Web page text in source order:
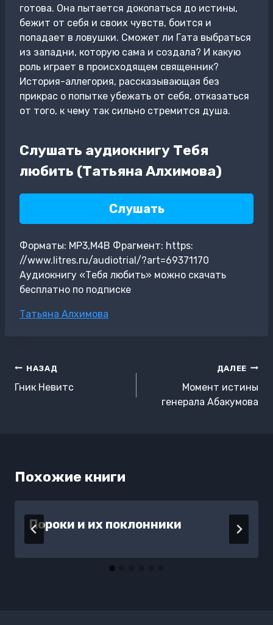
готова. Она пытается докопаться до истины,
бежит от себя и своих чувств, боится и
попадает в ловушки. Сможет ли Гата выбраться
из западни, которую сама и создала? И какую
роль играет в происходящем священник?
История-аллегория, рассказывающая без
прикрас о попытке убежать от себя, отказаться
от того, к чему так сильно стремится душа.
Слушать аудиокнигу Тебя
любить (Татьяна Алхимова)
Слушать
Форматы: MP3,M4B Фрагмент: https:
//www.litres.ru/audiotrial/?art=69371170
Аудиокнигу «Тебя любить» можно скачать
бесплатно по подписке
Метки
Татьяна Алхимова
Навигация
по
НАЗАД
Гник Невитс
ДАЛЕЕ
Момент истины
генерала Абакумова
Похожие книги
Пороки и их поклонники